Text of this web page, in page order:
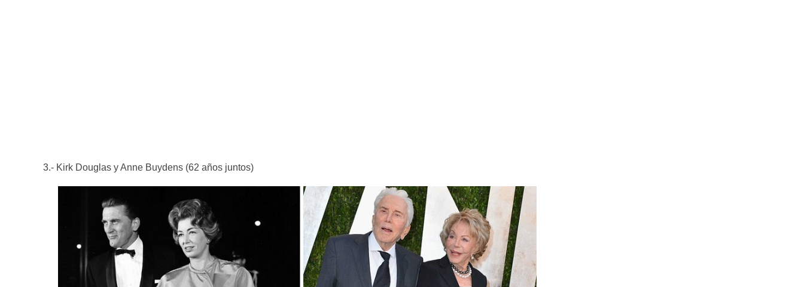
3.- Kirk Douglas y Anne Buydens (62 años juntos)